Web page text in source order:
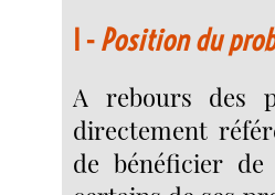
I -Position du
A rebours des
directement
de bénéficier